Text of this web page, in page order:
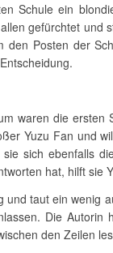
Schule ein
gefürchtet und
den Posten der
waren die
Yuzu Fan und
sich ebenfalls
hat, hilft sie
und taut ein wenig
Die
den Zeilen